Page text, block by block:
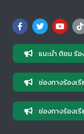
แนะนำ ติชม ร้อ
ช่องทางร้องเ
ช่องทางร้องเ